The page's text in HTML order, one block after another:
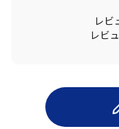
レビ
レビ